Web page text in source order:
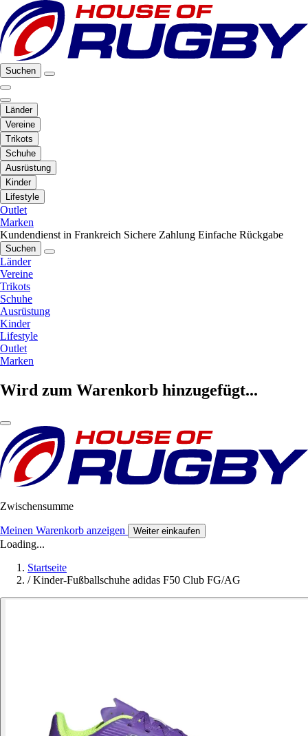
Suchen
Länder
Vereine
Trikots
Schuhe
Ausrüstung
Kinder
Lifestyle
Outlet
Marken
Kundendienst in Frankreich Sichere Zahlung Einfache Rückgabe
Suchen
Länder
Vereine
Trikots
Schuhe
Ausrüstung
Kinder
Lifestyle
Outlet
Marken
Wird zum Warenkorb hinzugefügt...
Zwischensumme
Meinen Warenkorb anzeigen Weiter einkaufen
Loading...
Startseite
/ Kinder-Fußballschuhe adidas F50 Club FG/AG